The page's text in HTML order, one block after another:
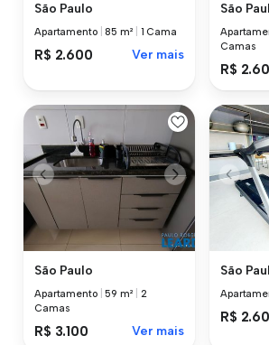
São Paulo
Apartamento |85 m² 1 Cama
R$ 2.600 Ver mais
São
Camas
R$
São Paulo
Apartamento |59 m²
2
Camas
R$ 3.100 Ver mais
São
R$